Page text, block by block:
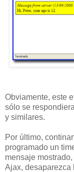
Obviamente, este
sólo se
y similares.
Por último,
programado un
mensaje
Ajax, desaparezca